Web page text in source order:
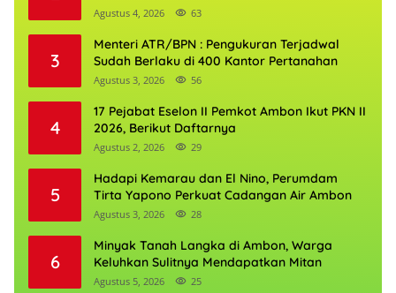
Agustus 4, 2026 63
3
Menteri ATR/BPN : Pengukuran Terjadwal
Sudah Berlaku di 400 Kantor Pertanahan
Agustus 3, 2026 56
4
17 Pejabat Eselon II Pemkot Ambon Ikut PKN II
2026, Berikut Daftarnya
Agustus 2, 2026 29
5
Hadapi Kemarau dan El Nino, Perumdam
Tirta Yapono Perkuat Cadangan Air Ambon
Agustus 3, 2026 28
6
Minyak Tanah Langka di Ambon, Warga
Keluhkan Sulitnya Mendapatkan Mitan
Agustus 5, 2026 25